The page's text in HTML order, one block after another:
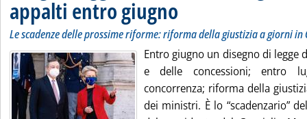
appalti entro giugno
Le scadenze delle prossime riforme: riforma della giustizia a giorni
Entro giugno un disegno di legge
e delle concessioni; entro
concorrenza; riforma della
dei ministri. È lo “scadenzario”